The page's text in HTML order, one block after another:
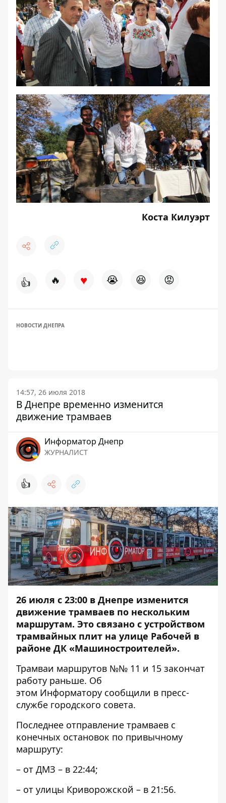
Коста Килуэрт
👍 🔥 ♥ 😭 😆 😡
НОВОСТИ ДНЕПРА
14:57, 26 июля 2018
В Днепре временно изменится
движение трамваев
Информатор Днепр
ЖУРНАЛИСТ
👍
26 июля с 23:00 в Днепре изменится
движение трамваев по нескольким
маршрутам. Это связано с устройством
трамвайных плит на улице Рабочей в
районе ДК «Машиностроителей».
Трамваи маршрутов №№ 11 и 15 закончат
работу раньше. Об
этом Информатору сообщили в пресс-
службе городского совета.
Последнее отправление трамваев с
конечных остановок по привычному
маршруту:
– от ДМЗ – в 22:44;
– от улицы Криворожской – в 21:56.